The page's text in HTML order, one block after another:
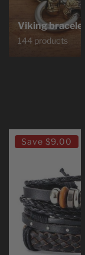
Viking
144 products
Bracelet
Viking
Save $9.00